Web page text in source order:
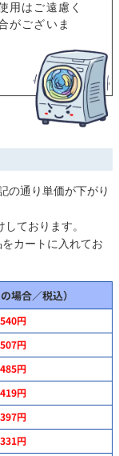
用はご遠慮く
がございま
の通り単価が下がり
ております。
カートに入れてお
場合／税込）
円
円
円
円
円
円